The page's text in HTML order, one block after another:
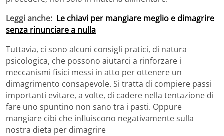
Leggi anche: Le chiavi per mangiare meglio e dimagrire
senza rinunciare a nulla
Tuttavia, ci sono alcuni consigli pratici, di natura
psicologica, che possono aiutarci a rinforzare i
meccanismi fisici messi in atto per ottenere un
dimagrimento consapevole. Si tratta di compiere passi
importanti evitare, a volte, di cadere nella tentazione di
fare uno spuntino non sano tra i pasti. Oppure
mangiare cibi che influiscono negativamente sulla
nostra dieta per dimagrire